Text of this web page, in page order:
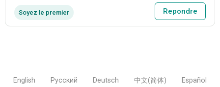
Soyez le premier Repondre
English Русский Deutsch 中文(简体)
Español